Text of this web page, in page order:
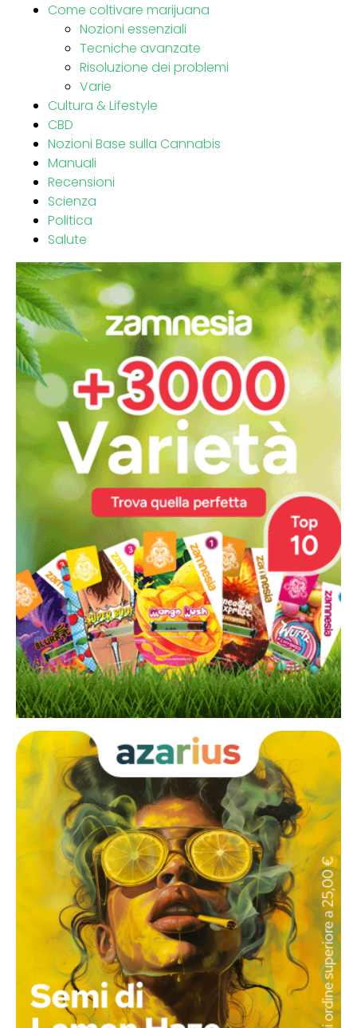
Come coltivare marijuana
Nozioni essenziali
Tecniche avanzate
Risoluzione dei problemi
Varie
Cultura & Lifestyle
CBD
Nozioni Base sulla Cannabis
Manuali
Recensioni
Scienza
Politica
Salute